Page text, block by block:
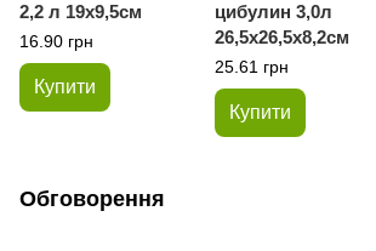
2,2 л 19х9,5см
16.90 грн
Купити
цибулин 3,0л
26,5х26,5х8,2см
25.61 грн
Купити
Обговорення